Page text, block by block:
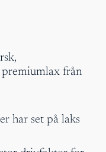
premiumlax från
har set på laks